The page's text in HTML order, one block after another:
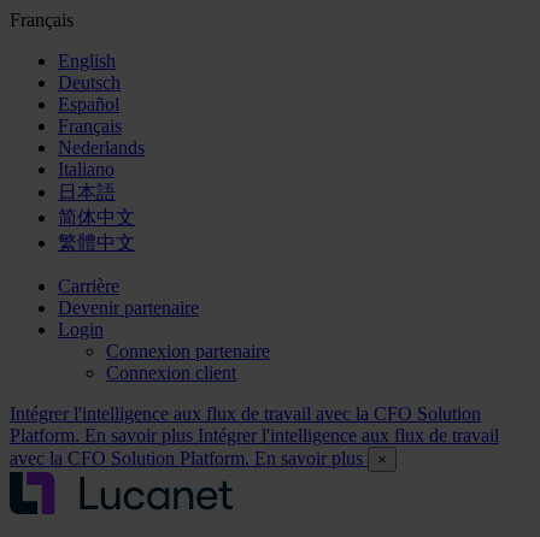
Français
English
Deutsch
Español
Français
Nederlands
Italiano
日本語
简体中文
繁體中文
Carrière
Devenir partenaire
Login
Connexion partenaire
Connexion client
Intégrer l'intelligence aux flux de travail avec la CFO Solution
Platform. En savoir plus Intégrer l'intelligence aux flux de travail
avec la CFO Solution Platform. En savoir plus
×